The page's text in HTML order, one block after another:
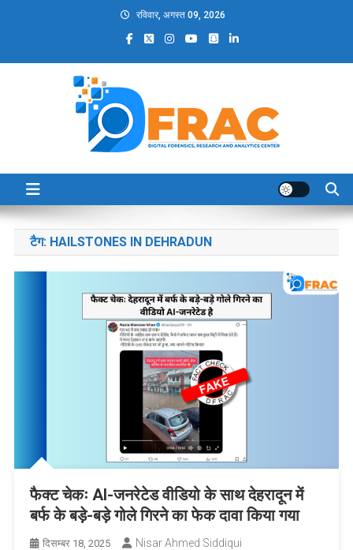
रविवार, अगस्त 09, 2026
DFRAC_ORG
टैग: HAILSTONES IN DEHRADUN
फैक्ट चेकः AI-जनरेटेड वीडियो के साथ देहरादून में
बर्फ के बड़े-बड़े गोले गिरने का फेक दावा किया गया
दिसम्बर 18, 2025 Nisar Ahmed Siddiqui